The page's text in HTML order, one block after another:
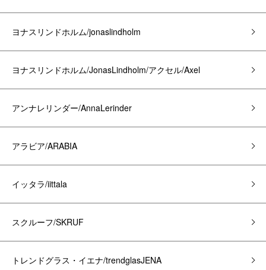
ヨナスリンドホルム/jonaslindholm
ヨナスリンドホルム/JonasLindholm/アクセル/Axel
アンナレリンダー/AnnaLerinder
アラビア/ARABIA
イッタラ/iittala
スクルーフ/SKRUF
トレンドグラス・イエナ/trendglasJENA